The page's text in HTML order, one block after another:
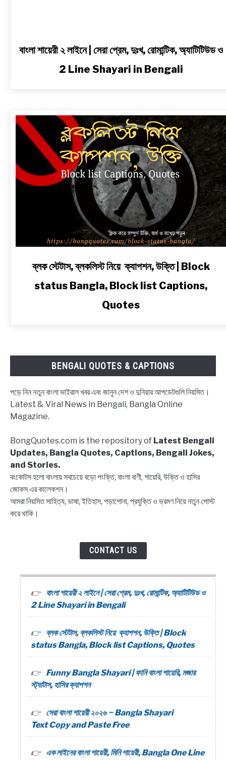
বাংলা শায়েরী ২ লাইনে | সেরা প্রেম, দুঃখ, রোমান্টিক, অ্যাটিটিউড ও
2 Line Shayari in Bengali
Bangla,
Block
list
Quotes
ব্লক স্টেটাস, ব্লকলিস্ট নিয়ে ক্যাপশন, উক্তি | Block
status Bangla, Block list Captions,
Quotes
BENGALI QUOTES & CAPTIONS
পড়ে নিন নতুন বাংলা ভাইরাল খবর এবং জানুন দেশ ও দুনিয়ার আপডেটগুলি নিয়মিত।
Latest & Viral News in Bengali, Bangla Online
Magazine.
BongQuotes.com is the repository of Latest Bengali
Updates, Bangla Quotes, Captions, Bengali Jokes,
and Stories.
বংকোটস হলো বাংলায় সবচেয়ে বড়ো পংক্তি, বাংলা বাণী, শায়েরি, উক্তি ও হাসির
জোকস এর কালেকশন।
আমরা নিয়মিত সাহিত্য, ভাষা, ইতিহাস, পড়াশোনা, প্রযুক্তি ও ভ্রমণ নিয়ে নতুন পোস্ট
করে থাকি।
CONTACT US
বাংলা শায়েরী ২ লাইনে | সেরা প্রেম, দুঃখ, রোমান্টিক, অ্যাটিটিউড ও
2 Line Shayari in Bengali
ব্লক স্টেটাস, ব্লকলিস্ট নিয়ে ক্যাপশন, উক্তি | Block
status Bangla, Block list Captions, Quotes
Funny Bangla Shayari | ফানি বাংলা শায়েরি, মজার
স্ট্যাটাস, হাসির ক্যাপশন
সেরা বাংলা শায়েরী ২০২৬ ~ Bangla Shayari
Text Copy and Paste Free
এক লাইনের বাংলা শায়েরী, মিনি শায়েরী, Bangla One Line